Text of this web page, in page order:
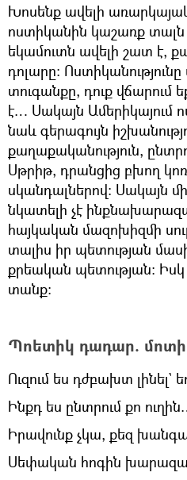
Խոսենք ավելի
ոստիկանին կաշառք
եկամուտն ավելի շատ է,
դոլարը։
տուգանքը, դուք վճարում
է… Սակայն Ամերիկայում
նաև գերագույն
քաղաքականություն,
Սթրիթ, դրանցից բխող
սկանդալներով։ Սակայն
նկատելի չէ
հայկական մազոխիզմի
տալիս իր պետության
քրեական պետության։ Իսկ
տանք։
Պոետիկ դադար.
Ուզում ես դժբախտ լինել`
Ինքդ ես ընտրում քո
Իրավունք չկա, քեզ
Սեփական հոգին